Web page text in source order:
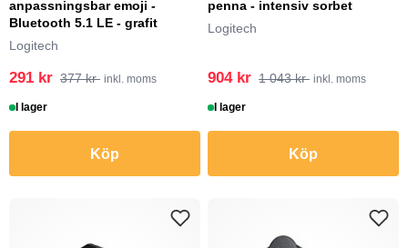
anpassningsbar emoji -
Bluetooth 5.1 LE - grafit
Logitech
291 kr 377 kr inkl. moms
I lager
Köp
penna - intensiv sorbet
Logitech
904 kr 1 043 kr inkl. moms
I lager
Köp